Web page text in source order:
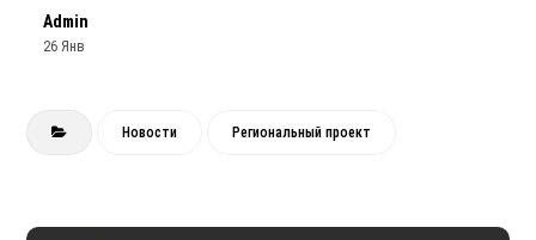
Admin
26 Янв
Новости Региональный проект